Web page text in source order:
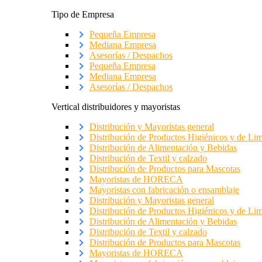
Tipo de Empresa
Pequeña Empresa
Mediana Empresa
Asesorías / Despachos
Pequeña Empresa
Mediana Empresa
Asesorías / Despachos
Vertical distribuidores y mayoristas
Distribución y Mayoristas general
Distribución de Productos Higiénicos y de
Distribución de Alimentación y Bebidas
Distribución de Textil y calzado
Distribución de Productos para Mascotas
Mayoristas de HORECA
Mayoristas con fabricación o ensamblaje
Distribución y Mayoristas general
Distribución de Productos Higiénicos y de
Distribución de Alimentación y Bebidas
Distribución de Textil y calzado
Distribución de Productos para Mascotas
Mayoristas de HORECA